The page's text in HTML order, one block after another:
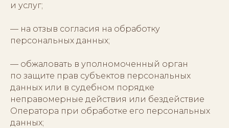
и услуг;
— на отзыв согласия на обработку
персональных данных;
— обжаловать в уполномоченный орган
по защите прав субъектов персональных
данных или в судебном порядке
неправомерные действия или бездействие
Оператора при обработке его персональных
данных;